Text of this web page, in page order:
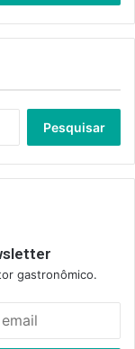
gastronômico.